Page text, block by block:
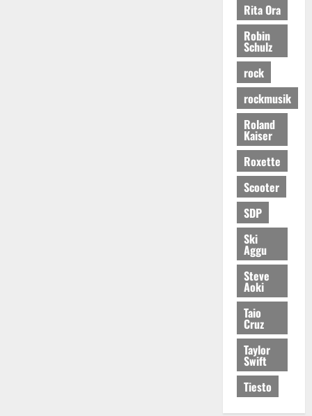
Rita Ora
Robin
Schulz
rock
rockmusik
Roland
Kaiser
Roxette
Scooter
SDP
Ski
Aggu
Steve
Aoki
Taio
Cruz
Taylor
Swift
Tiesto